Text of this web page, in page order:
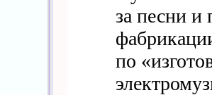
за песни
по